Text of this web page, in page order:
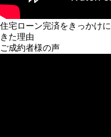
住宅ローン完済をきっかけ
きた理由
ご成約者様の声